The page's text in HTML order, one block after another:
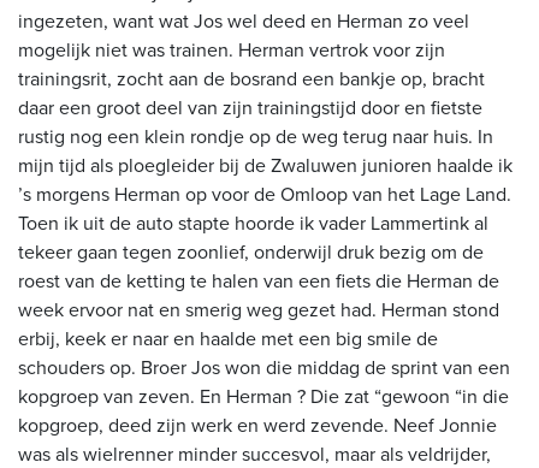
ingezeten, want wat Jos wel deed en Herman zo veel
mogelijk niet was trainen. Herman vertrok voor zijn
trainingsrit, zocht aan de bosrand een bankje op, bracht
daar een groot deel van zijn trainingstijd door en fietste
rustig nog een klein rondje op de weg terug naar huis. In
mijn tijd als ploegleider bij de Zwaluwen junioren haalde ik
’s morgens Herman op voor de Omloop van het Lage Land.
Toen ik uit de auto stapte hoorde ik vader Lammertink al
tekeer gaan tegen zoonlief, onderwijl druk bezig om de
roest van de ketting te halen van een fiets die Herman de
week ervoor nat en smerig weg gezet had. Herman stond
erbij, keek er naar en haalde met een big smile de
schouders op. Broer Jos won die middag de sprint van een
kopgroep van zeven. En Herman ? Die zat “gewoon “in die
kopgroep, deed zijn werk en werd zevende. Neef Jonnie
was als wielrenner minder succesvol, maar als veldrijder,